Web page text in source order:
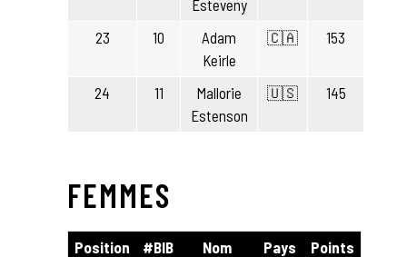
Esteveny
23 10
Adam
Keirle
🇨🇦 153
24 11
Mallorie
Estenson
🇺🇸 145
FEMMES
Position #BIB Nom Pays
Points